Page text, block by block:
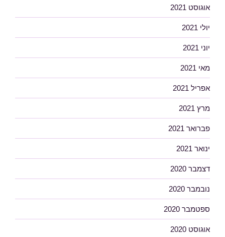
אוגוסט 2021
יולי 2021
יוני 2021
מאי 2021
אפריל 2021
מרץ 2021
פברואר 2021
ינואר 2021
דצמבר 2020
נובמבר 2020
ספטמבר 2020
אוגוסט 2020